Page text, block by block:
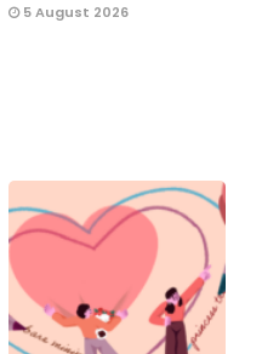
5 August 2026